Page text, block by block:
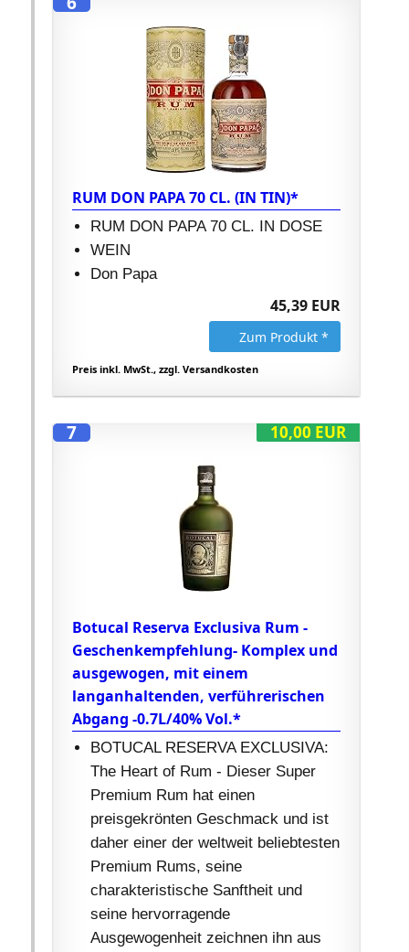
RUM DON PAPA 70 CL. (IN TIN)*
RUM DON PAPA 70 CL. IN DOSE
WEIN
Don Papa
45,39 EUR
Zum Produkt *
Preis inkl. MwSt., zzgl. Versandkosten
10,00 EUR
7
Botucal Reserva Exclusiva Rum -
Geschenkempfehlung- Komplex und
ausgewogen, mit einem
langanhaltenden, verführerischen
Abgang -0.7L/40% Vol.*
BOTUCAL RESERVA EXCLUSIVA:
The Heart of Rum - Dieser Super
Premium Rum hat einen
preisgekrönten Geschmack und ist
daher einer der weltweit beliebtesten
Premium Rums, seine
charakteristische Sanftheit und
seine hervorragende
Ausgewogenheit zeichnen ihn aus